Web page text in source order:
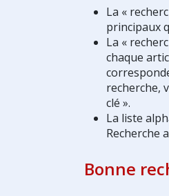
La «
principaux
La «
chaque
recherche,
clé ».
La liste
Recherche
Bonne